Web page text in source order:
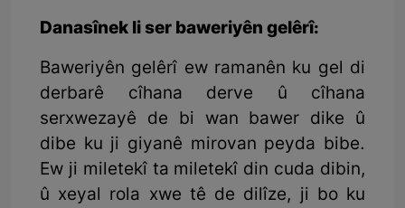
Danasînek li ser baweriyên gelêrî:
Baweriyên gelêrî ew ramanên ku gel di
derbarê cîhana derve û cîhana
serxwezayê de bi wan bawer dike û
dibe ku ji giyanê mirovan peyda bibe.
Ew ji miletekî ta miletekî din cuda dibin,
û xeyal rola xwe tê de dilîze, ji bo ku